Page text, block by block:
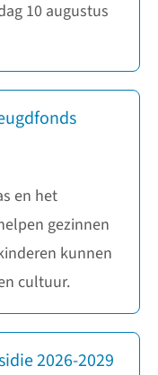
10 augustus
en het
gezinnen
kunnen
cultuur.
2026-2029